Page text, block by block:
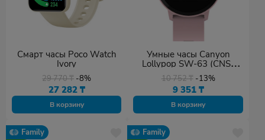
Смарт часы Poco Watch
Ivory
29 770₸ -8%
27 282 ₸
В корзину
Умные часы Canyon
Lollypop SW-63 (CNS-
SW63PP) Pink
10 752₸ -13%
9 351 ₸
В корзину
Family Family